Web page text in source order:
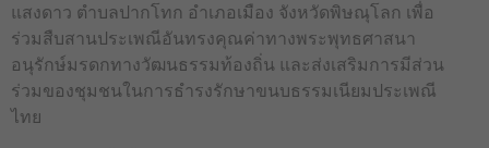
แสงดาว ตำบลปากโทก อำเภอเมือง จังหวัดพิษณุโลก เพื่อ
ร่วมสืบสานประเพณีอันทรงคุณค่าทางพระพุทธศาสนา
อนุรักษ์มรดกทางวัฒนธรรมท้องถิ่น และส่งเสริมการมีส่วน
ร่วมของชุมชนในการธำรงรักษาขนบธรรมเนียมประเพณี
ไทย